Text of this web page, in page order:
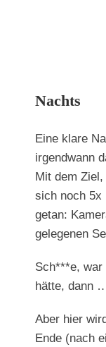
Nachts
Eine klare
irgendwann
Mit dem
sich noch 5x
getan:
gelegenen
Sch***e, war
hätte, dann
Aber hier
Ende (nach